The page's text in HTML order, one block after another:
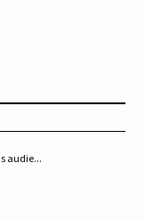
audie...